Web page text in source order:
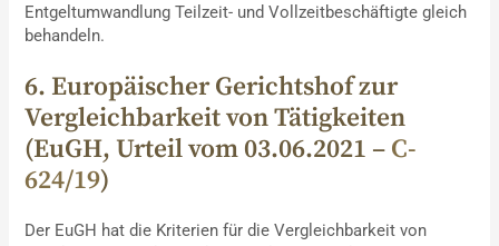
Entgeltumwandlung Teilzeit- und Vollzeitbeschäftigte gleich
behandeln.
6. Europäischer Gerichtshof zur
Vergleichbarkeit von Tätigkeiten
(EuGH, Urteil vom 03.06.2021 – C-
624/19)
Der EuGH hat die Kriterien für die Vergleichbarkeit von